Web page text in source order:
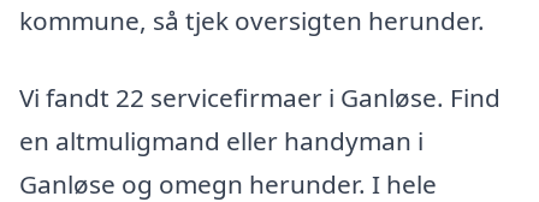
kommune, så tjek oversigten herunder.
Vi fandt 22 servicefirmaer i Ganløse. Find
en altmuligmand eller handyman i
Ganløse og omegn herunder. I hele